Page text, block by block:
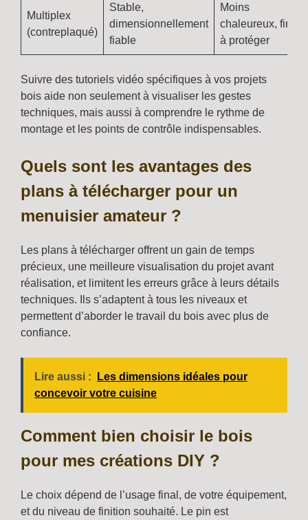
Multiplex
(contreplaqué)
Stable,
dimensionnellement
fiable
Moins
chaleureux, fini
à protéger
Suivre des tutoriels vidéo spécifiques à vos projets
bois aide non seulement à visualiser les gestes
techniques, mais aussi à comprendre le rythme de
montage et les points de contrôle indispensables.
Quels sont les avantages des
plans à télécharger pour un
menuisier amateur ?
Les plans à télécharger offrent un gain de temps
précieux, une meilleure visualisation du projet avant
réalisation, et limitent les erreurs grâce à leurs détails
techniques. Ils s’adaptent à tous les niveaux et
permettent d’aborder le travail du bois avec plus de
confiance.
Lire aussi :
Les dimensions idéales pour
concevoir votre cuisine
Comment bien choisir le bois
pour mes créations DIY ?
Le choix dépend de l’usage final, de votre équipement,
et du niveau de finition souhaité. Le pin est